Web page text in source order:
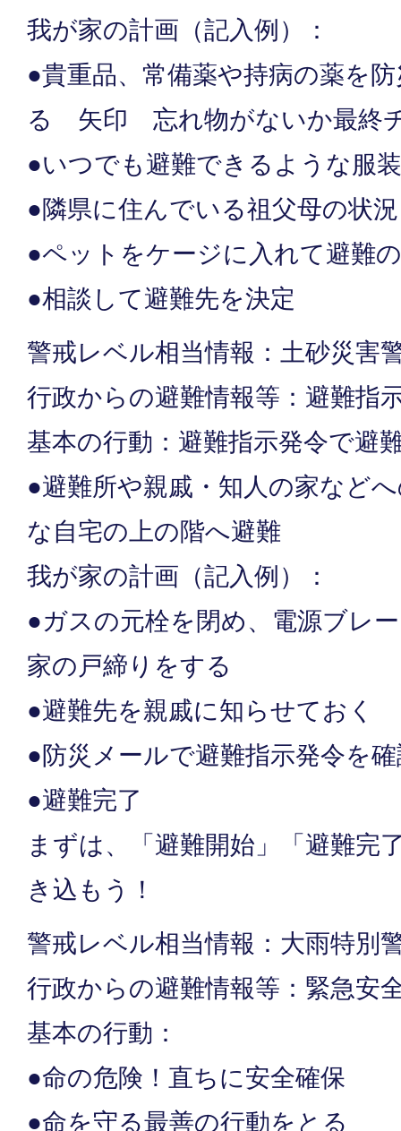
我が家の計画（記入例）：
●貴重品、常備薬や持病の薬を
る 矢印 忘れ物がないか最終
●いつでも避難できるような服
●隣県に住んでいる祖父母の状
●ペットをケージに入れて避難
●相談して避難先を決定
警戒レベル相当情報：土砂災害
行政からの避難情報等：避難指
基本の行動：避難指示発令で避
●避難所や親戚・知人の家など
な自宅の上の階へ避難
我が家の計画（記入例）：
●ガスの元栓を閉め、電源ブレ
家の戸締りをする
●避難先を親戚に知らせておく
●防災メールで避難指示発令
●避難完了
まずは、「避難開始」「避難完
き込もう！
警戒レベル相当情報：大雨特別
行政からの避難情報等：緊急安
基本の行動：
●命の危険！直ちに安全確保
●命を守る最善の行動をとる